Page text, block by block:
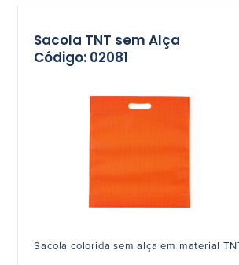
Sacola TNT sem Alça
Código: 02081
Sacola colorida sem alça em material